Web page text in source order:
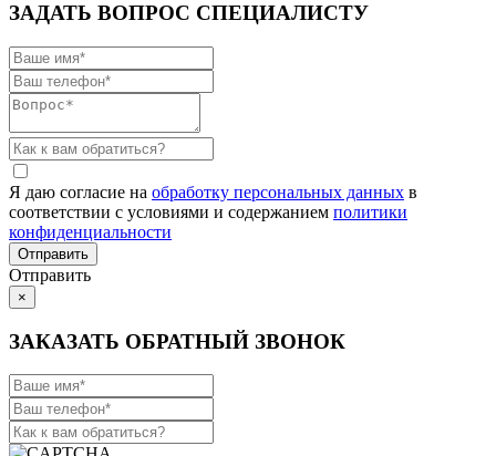
ЗАДАТЬ ВОПРОС СПЕЦИАЛИСТУ
Я даю согласие на обработку персональных данных в
соответствии с условиями и содержанием политики
конфиденциальности
Отправить
×
ЗАКАЗАТЬ ОБРАТНЫЙ ЗВОНОК